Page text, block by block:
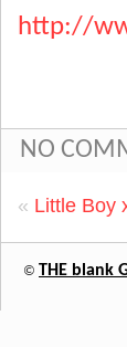
http://
NO
« Little Boy
© THE blank